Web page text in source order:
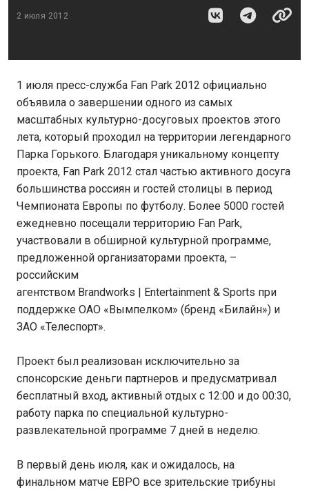
2 июля 2012
1 июля пресс-служба Fan Park 2012 официально
объявила о завершении одного из самых
масштабных культурно-досуговых проектов этого
лета, который проходил на территории легендарного
Парка Горького. Благодаря уникальному концепту
проекта, Fan Park 2012 стал частью активного досуга
большинства россиян и гостей столицы в период
Чемпионата Европы по футболу. Более 5000 гостей
ежедневно посещали территорию Fan Park,
участвовали в обширной культурной программе,
предложенной организаторами проекта, –
российским
агентством Brandworks | Entertainment & Sports при
поддержке ОАО «Вымпелком» (бренд «Билайн») и
ЗАО «Телеспорт».
Проект был реализован исключительно за
спонсорские деньги партнеров и предусматривал
бесплатный вход, активный отдых с 12:00 и до 00:30,
работу парка по специальной культурно-
развлекательной программе 7 дней в неделю.
В первый день июля, как и ожидалось, на
финальном матче ЕВРО все зрительские трибуны